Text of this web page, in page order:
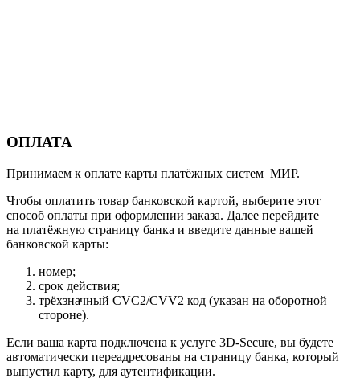
ОПЛАТА
Принимаем к оплате карты платёжных систем МИР.
Чтобы оплатить товар банковской картой, выберите этот
способ оплаты при оформлении заказа. Далее перейдите
на платёжную страницу банка и введите данные вашей
банковской карты:
номер;
срок действия;
трёхзначный CVC2/CVV2 код (указан на оборотной
стороне).
Если ваша карта подключена к услуге 3D-Secure, вы будете
автоматически переадресованы на страницу банка, который
выпустил карту, для аутентификации.